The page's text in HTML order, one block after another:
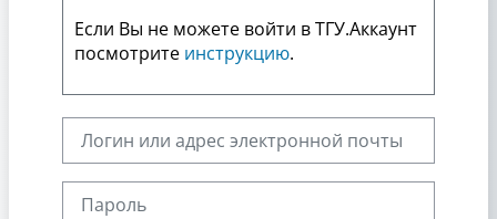
Если Вы не можете войти в ТГУ.Аккаунт
посмотрите инструкцию.